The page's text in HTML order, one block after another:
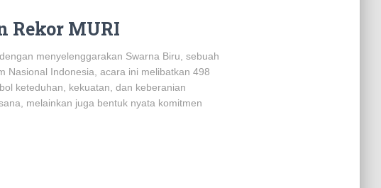
Rekor MURI
menyelenggarakan Swarna Biru, sebuah
Nasional Indonesia, acara ini melibatkan 498
keteduhan, kekuatan, dan keberanian
melainkan juga bentuk nyata komitmen